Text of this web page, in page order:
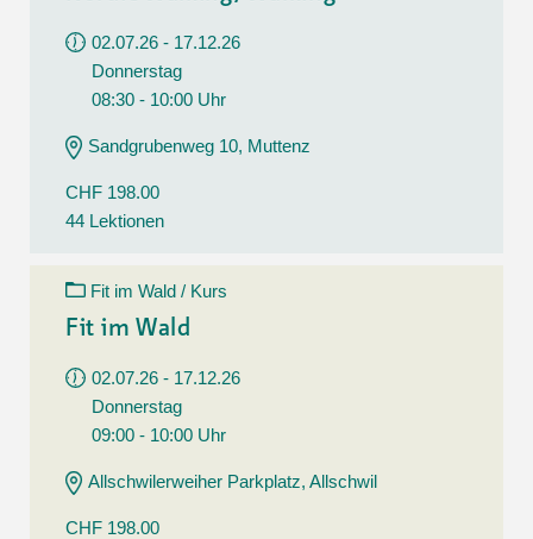
02.07.26 - 17.12.26
Donnerstag
08:30 - 10:00 Uhr
Sandgrubenweg 10, Muttenz
CHF 198.00
44 Lektionen
Fit im Wald / Kurs
Fit im Wald
02.07.26 - 17.12.26
Donnerstag
09:00 - 10:00 Uhr
Allschwilerweiher Parkplatz, Allschwil
CHF 198.00